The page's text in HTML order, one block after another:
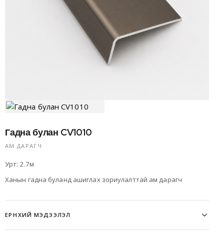
Гадна булан CV1010
АМ ДАРАГЧ
Урт: 2.7м
Ханын гадна буланд ашиглах зориулалттай ам дарагч
ЕРӨНХИЙ МЭДЭЭЛЭЛ